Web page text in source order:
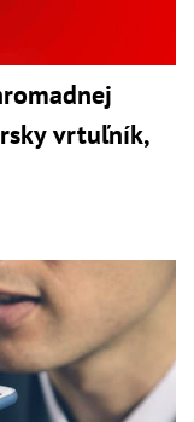
vrtuľník,